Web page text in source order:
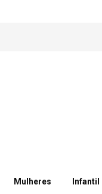
Mulheres Infantil